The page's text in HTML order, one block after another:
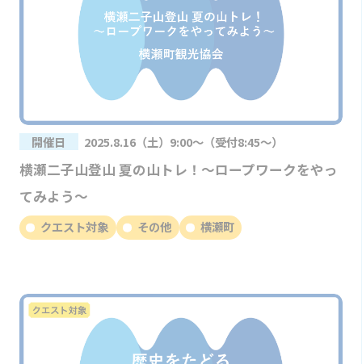
開催日 2025.8.16（土）9:00～（受付8:45～）
横瀬二子山登山 夏の山トレ！～ロープワークをやっ
てみよう～
クエスト対象 その他 横瀬町